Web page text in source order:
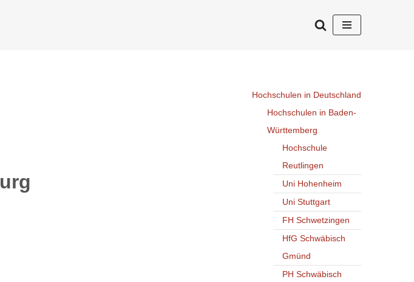
Hochschulen in Deutschland
Hochschulen in Baden-
Württemberg
Hochschule
Reutlingen
Uni Hohenheim
Uni Stuttgart
FH Schwetzingen
HfG Schwäbisch
Gmünd
PH Schwäbisch